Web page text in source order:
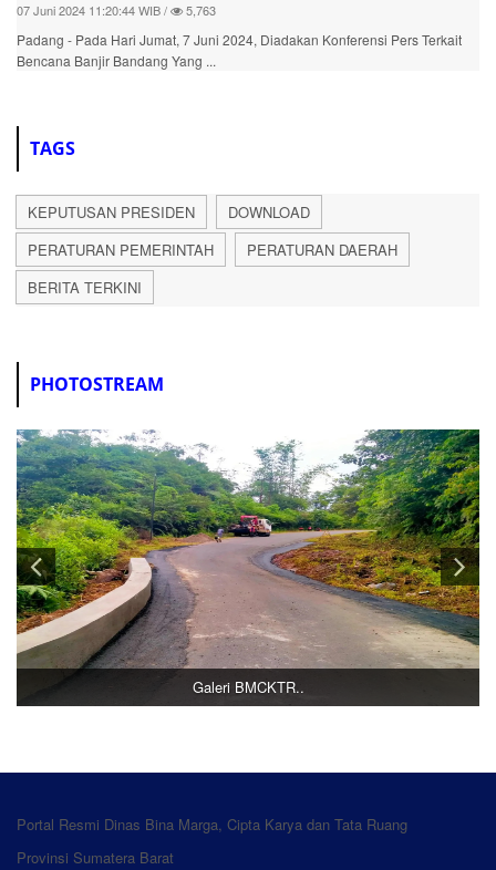
07 Juni 2024 11:20:44 WIB / 5,763
Padang - Pada Hari Jumat, 7 Juni 2024, Diadakan Konferensi Pers Terkait
Bencana Banjir Bandang Yang ...
TAGS
KEPUTUSAN PRESIDEN
DOWNLOAD
PERATURAN PEMERINTAH
PERATURAN DAERAH
BERITA TERKINI
PHOTOSTREAM
Galeri BMCKTR..
Portal Resmi Dinas Bina Marga, Cipta Karya dan Tata Ruang
Provinsi Sumatera Barat